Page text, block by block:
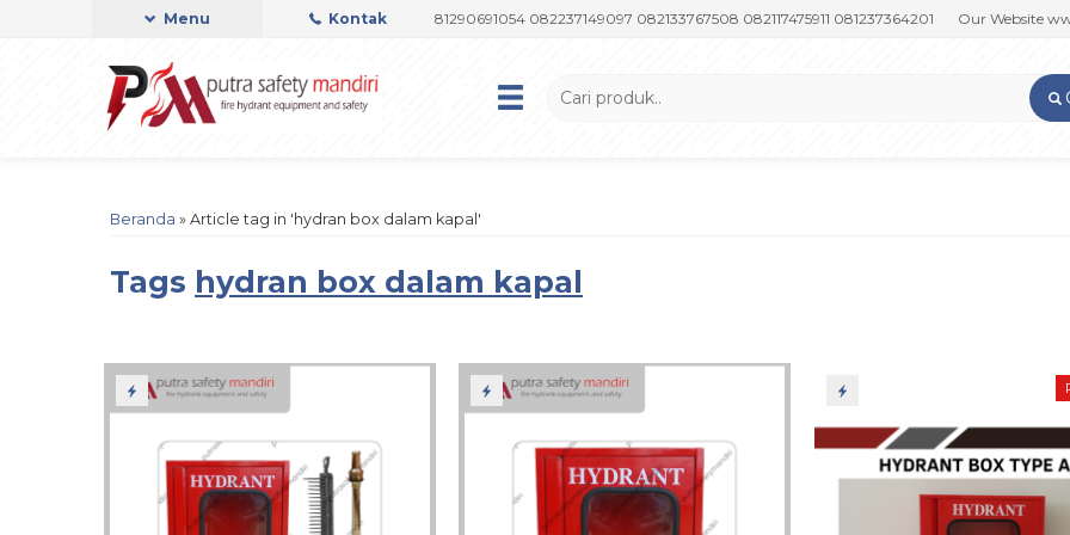
Menu Kontak
Admin Support by Phone or Whatsapp 081290691054 082237149097 082133767508 082117475911 081237364201 Our Website
Beranda » Article tag in 'hydran box dalam kapal'
Tags hydran box dalam kapal